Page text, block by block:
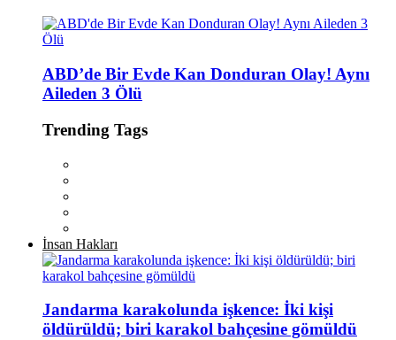
ABD’de Bir Evde Kan Donduran Olay! Aynı
Aileden 3 Ölü
Trending Tags
İnsan Hakları
Jandarma karakolunda işkence: İki kişi
öldürüldü; biri karakol bahçesine gömüldü